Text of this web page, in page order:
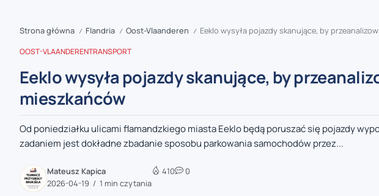
zaobserwuj nas
zaobserwuj nas
Strona główna / Flandria / Oost-Vlaanderen / Eeklo wysyła pojazdy skanujące, by
OOST-VLAANDERENTRANSPORT
Eeklo wysyła pojazdy skanujące, by
mieszkańców
Od poniedziałku ulicami flamandzkiego miasta Eeklo będą poruszać się pojazdy
zadaniem jest dokładne zbadanie sposobu parkowania samochodów przez...
Mateusz Kapica
2026-04-19
1 min czytania
410 0